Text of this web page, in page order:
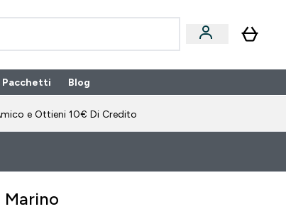
submenu
Pacchetti Enter Pacchetti submenu
Blog
e Ottieni 10€ Di Credito
Marino